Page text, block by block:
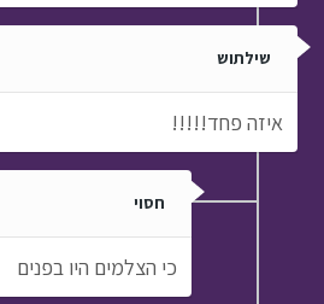
שילתוש
איזה פחד!!!!!
חסוי
כי הצלמים היו בפנים